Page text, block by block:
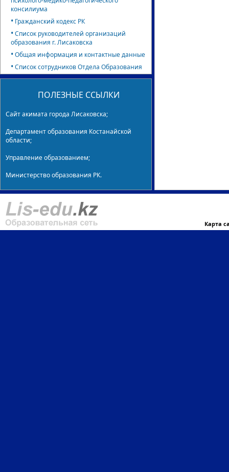
консилиума
• Гражданский кодекс РК
•Список руководителей организаций
образования г. Лисаковска
•Общая информация и контактные данные
•Список сотрудников Отдела Образования
ПОЛЕЗНЫЕ ССЫЛКИ
Сайт акимата города Лисаковска;
Департамент образования Костанайской
области;
Управление образованием;
Министерство образования РК.
Карта